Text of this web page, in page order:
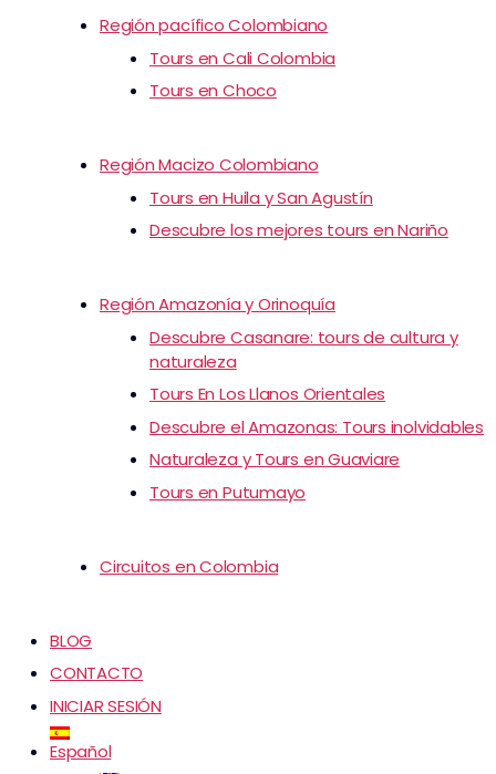
Región pacífico Colombiano
Tours en Cali Colombia
Tours en Choco
Región Macizo Colombiano
Tours en Huila y San Agustín
Descubre los mejores tours en Nariño
Región Amazonía y Orinoquía
Descubre Casanare: tours de cultura y
naturaleza
Tours En Los Llanos Orientales
Descubre el Amazonas: Tours inolvidables
Naturaleza y Tours en Guaviare
Tours en Putumayo
Circuitos en Colombia
BLOG
CONTACTO
INICIAR SESIÓN
Español